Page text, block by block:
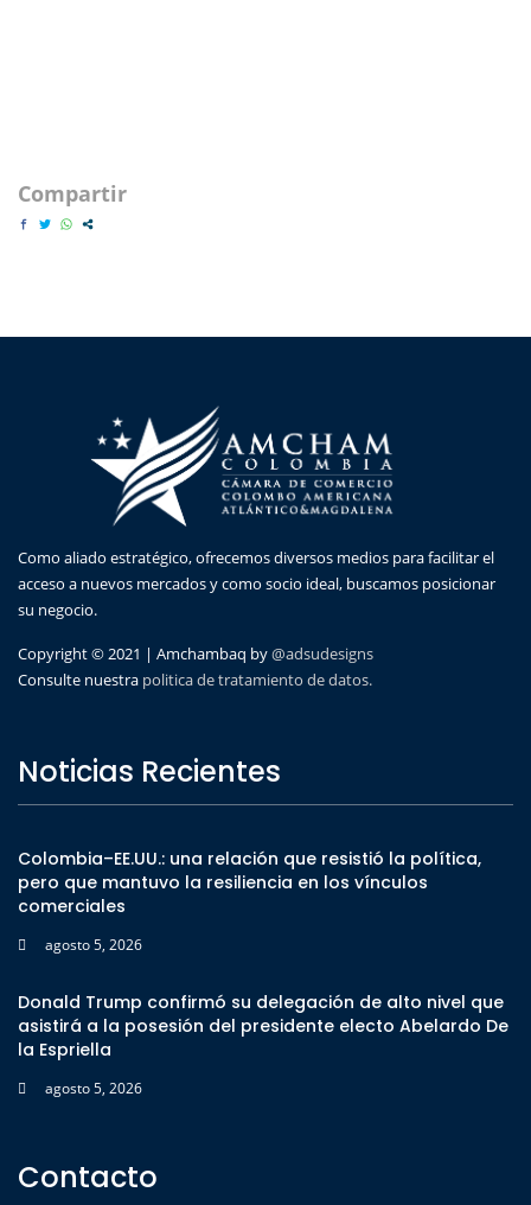
Compartir
Como aliado estratégico, ofrecemos diversos medios para facilitar el
acceso a nuevos mercados y como socio ideal, buscamos posicionar
su negocio.
Copyright © 2021 | Amchambaq by@adsudesigns
Consulte nuestra politica de tratamiento de datos.
Noticias Recientes
Colombia–EE.UU.: una relación que resistió la política,
pero que mantuvo la resiliencia en los vínculos
comerciales
agosto 5, 2026
Donald Trump confirmó su delegación de alto nivel que
asistirá a la posesión del presidente electo Abelardo De
la Espriella
agosto 5, 2026
Contacto